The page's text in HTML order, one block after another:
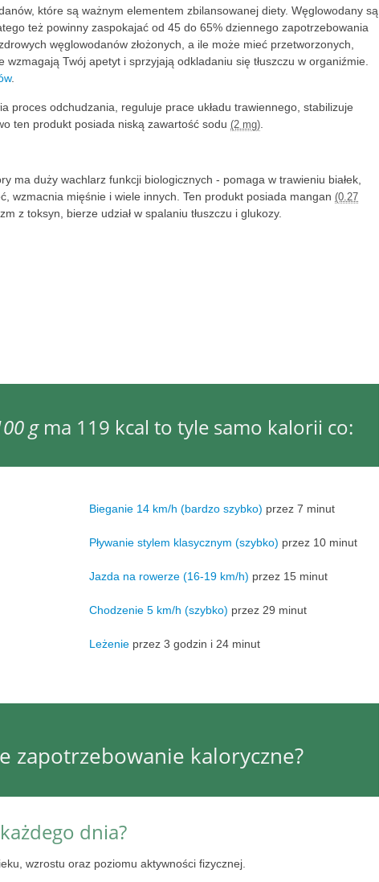
które są ważnym elementem zbilansowanej diety. Węglowodany są
też powinny zaspokajać od 45 do 65% dziennego zapotrzebowania
węglowodanów złożonych, a ile może mieć przetworzonych,
Twój apetyt i sprzyjają odkladaniu się tłuszczu w organiźmie.
.
proces odchudzania, reguluje prace układu trawiennego, stabilizuje
ten produkt posiada niską zawartość sodu (2 mg).
ma duży wachlarz funkcji biologicznych - pomaga w trawieniu białek,
wzmacnia mięśnie i wiele innych. Ten produkt posiada mangan (0.27
z toksyn, bierze udział w spalaniu tłuszczu i glukozy.
gma 119 kcal to tyle samo kalorii co:
Bieganie 14 km/h (bardzo szybko) przez 7 minut
Pływanie stylem klasycznym (szybko) przez 10 minut
Jazda na rowerze (16-19 km/h) przez 15 minut
Chodzenie 5 km/h (szybko) przez 29 minut
Leżenieprzez 3 godzin i 24 minut
zapotrzebowanie kaloryczne?
dnia?
wzrostu oraz poziomu aktywności fizycznej.